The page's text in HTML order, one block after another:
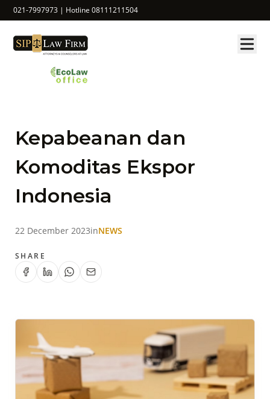
021-7997973 | Hotline 08111211504
Kepabeanan dan
Komoditas Ekspor
Indonesia
22 December 2023inNEWS
SHARE